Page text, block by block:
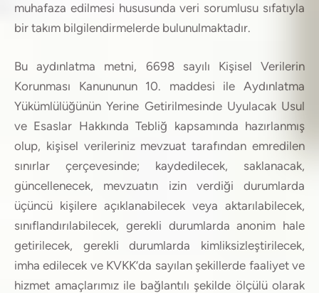
muhafaza edilmesi hususunda veri sorumlusu sıfatıyla
bir takım bilgilendirmelerde bulunulmaktadır.
Bu aydınlatma metni, 6698 sayılı Kişisel Verilerin
Korunması Kanununun 10. maddesi ile Aydınlatma
Yükümlülüğünün Yerine Getirilmesinde Uyulacak Usul
ve Esaslar Hakkında Tebliğ kapsamında hazırlanmış
olup, kişisel verileriniz mevzuat tarafından emredilen
sınırlar çerçevesinde; kaydedilecek, saklanacak,
güncellenecek, mevzuatın izin verdiği durumlarda
üçüncü kişilere açıklanabilecek veya aktarılabilecek,
sınıflandırılabilecek, gerekli durumlarda anonim hale
getirilecek, gerekli durumlarda kimliksizleştirilecek,
imha edilecek ve KVKK’da sayılan şekillerde faaliyet ve
hizmet amaçlarımız ile bağlantılı şekilde ölçülü olarak